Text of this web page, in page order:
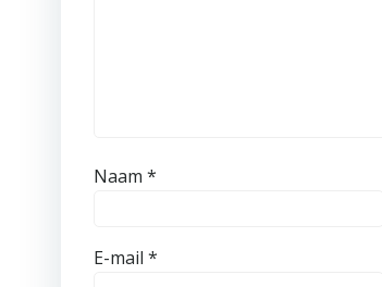
Naam *
E-mail *